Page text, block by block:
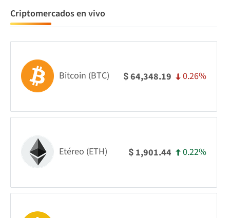
Criptomercados en vivo
Bitcoin (BTC) $64,348.19 0.26%
Etéreo (ETH) $ 1,901.44 0.22%